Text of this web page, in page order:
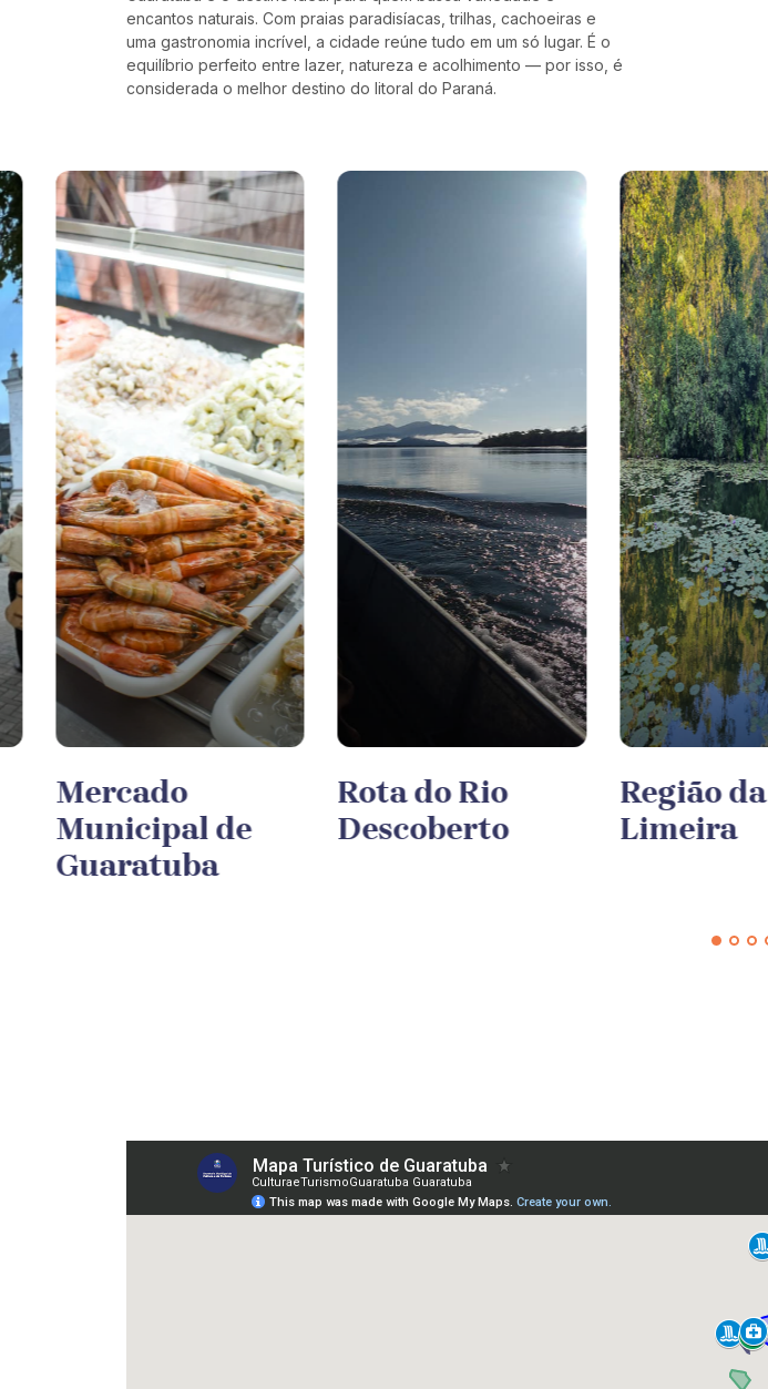
encantos naturais. Com praias paradisíacas, trilhas, cachoeiras e
uma gastronomia incrível, a cidade reúne tudo em um só lugar. É o
equilíbrio perfeito entre lazer, natureza e acolhimento — por isso, é
considerada o melhor destino do litoral do Paraná.
Mercado
Municipal de
Guaratuba
Rota do Rio
Descoberto
Região da
Limeira